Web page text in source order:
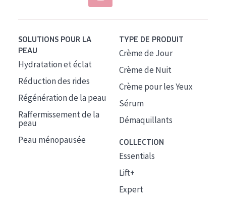
SOLUTIONS POUR LA
PEAU
Hydratation et éclat
Réduction des rides
Régénération de la peau
Raffermissement de la
peau
Peau ménopausée
TYPE DE PRODUIT
Crème de Jour
Crème de Nuit
Crème pour les Yeux
Sérum
Démaquillants
COLLECTION
Essentials
Lift+
Expert